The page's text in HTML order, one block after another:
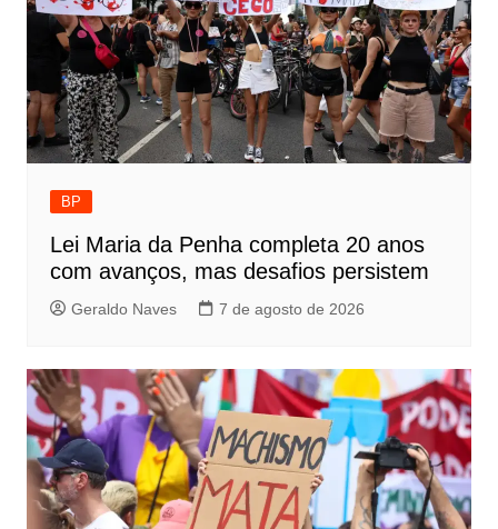
BP
Lei Maria da Penha completa 20 anos
com avanços, mas desafios persistem
Geraldo Naves 7 de agosto de 2026